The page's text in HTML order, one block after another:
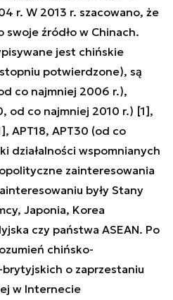
r. W 2013 r. szacowano, że
swoje źródło w Chinach.
jest chińskie
potwierdzone), są
co najmniej 2006 r.),
od co najmniej 2010 r.) [1],
], APT18, APT30 (od co
działalności wspomnianych
zainteresowania
były Stany
Japonia, Korea
czy państwa ASEAN. Po
chińsko-
o zaprzestaniu
w Internecie